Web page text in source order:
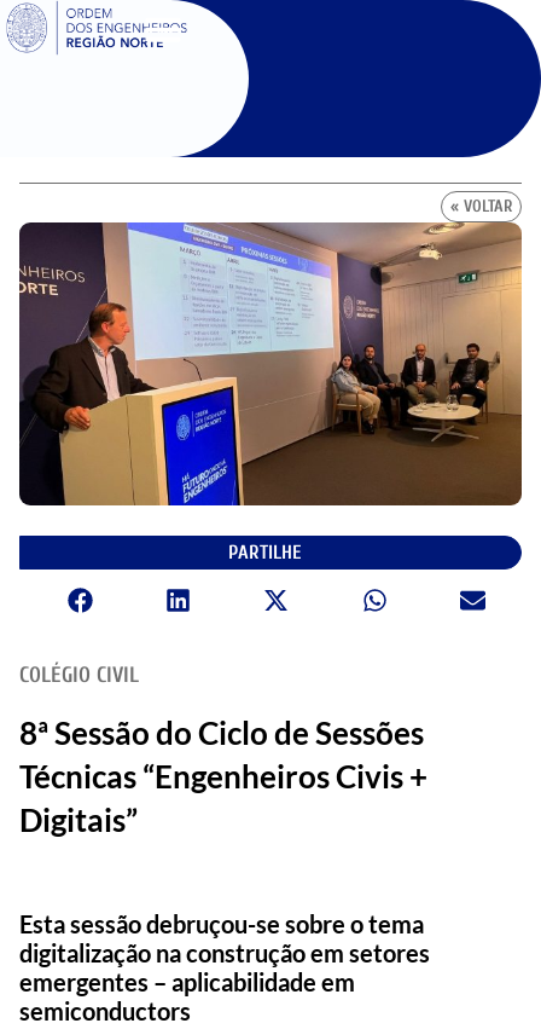
SIGOE
« VOLTAR
PARTILHE
COLÉGIO CIVIL
8ª Sessão do Ciclo de Sessões
Técnicas “Engenheiros Civis +
Digitais”
Esta sessão debruçou-se sobre o tema
digitalização na construção em setores
emergentes – aplicabilidade em
semiconductors